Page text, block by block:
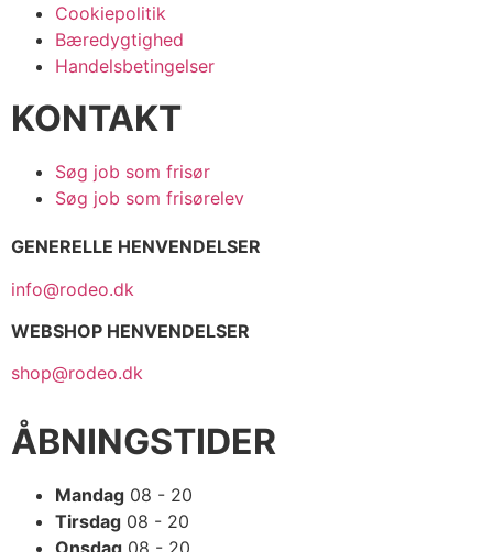
Cookiepolitik
Bæredygtighed
Handelsbetingelser
KONTAKT
Søg job som frisør
Søg job som frisørelev
GENERELLE HENVENDELSER
info@rodeo.dk
WEBSHOP HENVENDELSER
shop@rodeo.dk
ÅBNINGSTIDER
Mandag 08 - 20
Tirsdag 08 - 20
Onsdag 08 - 20